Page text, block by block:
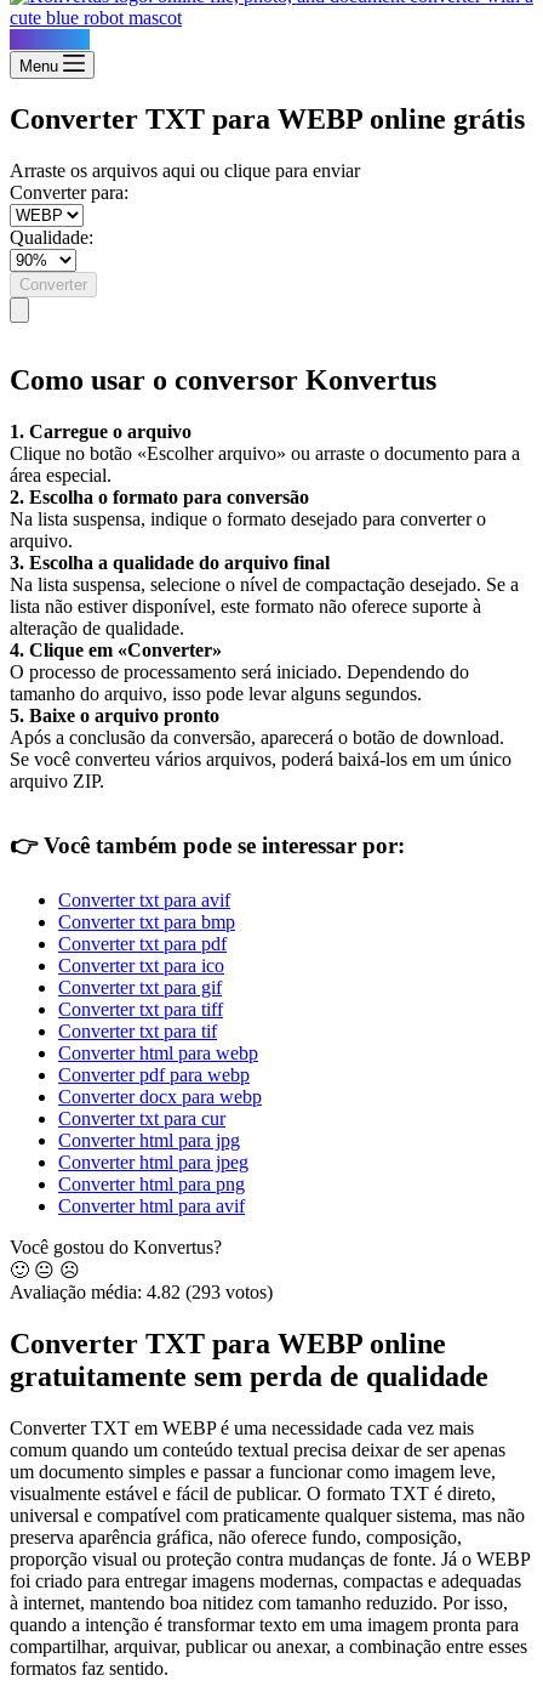
Menu
Converter TXT para WEBP online grátis
Arraste os arquivos aqui ou clique para enviar
Converter para:
Qualidade:
Converter
Como usar o conversor Konvertus
1. Carregue o arquivo
Clique no botão «Escolher arquivo» ou arraste o documento para a
área especial.
2. Escolha o formato para conversão
Na lista suspensa, indique o formato desejado para converter o
arquivo.
3. Escolha a qualidade do arquivo final
Na lista suspensa, selecione o nível de compactação desejado. Se a
lista não estiver disponível, este formato não oferece suporte à
alteração de qualidade.
4. Clique em «Converter»
O processo de processamento será iniciado. Dependendo do
tamanho do arquivo, isso pode levar alguns segundos.
5. Baixe o arquivo pronto
Após a conclusão da conversão, aparecerá o botão de download.
Se você converteu vários arquivos, poderá baixá-los em um único
arquivo ZIP.
👉Você também pode se interessar por:
Converter txt para avif
Converter txt para bmp
Converter txt para pdf
Converter txt para ico
Converter txt para gif
Converter txt para tiff
Converter txt para tif
Converter html para webp
Converter pdf para webp
Converter docx para webp
Converter txt para cur
Converter html para jpg
Converter html para jpeg
Converter html para png
Converter html para avif
Você gostou do Konvertus?
🙂 😐 ☹️
Avaliação média: 4.82 (293 votos)
Converter TXT para WEBP online
gratuitamente sem perda de qualidade
Converter TXT em WEBP é uma necessidade cada vez mais
comum quando um conteúdo textual precisa deixar de ser apenas
um documento simples e passar a funcionar como imagem leve,
visualmente estável e fácil de publicar. O formato TXT é direto,
universal e compatível com praticamente qualquer sistema, mas não
preserva aparência gráfica, não oferece fundo, composição,
proporção visual ou proteção contra mudanças de fonte. Já o WEBP
foi criado para entregar imagens modernas, compactas e adequadas
à internet, mantendo boa nitidez com tamanho reduzido. Por isso,
quando a intenção é transformar texto em uma imagem pronta para
compartilhar, arquivar, publicar ou anexar, a combinação entre esses
formatos faz sentido.